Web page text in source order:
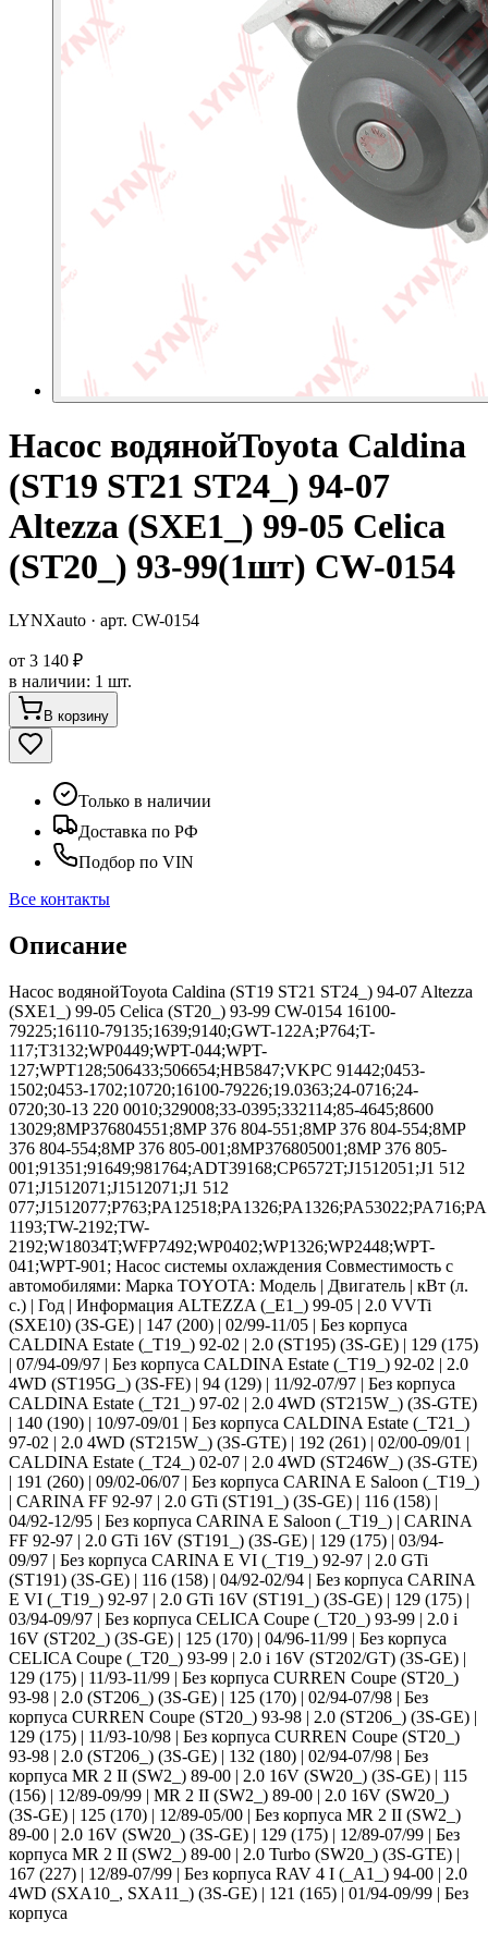
Насос водянойToyota Caldina
(ST19 ST21 ST24_) 94-07
Altezza (SXE1_) 99-05 Celica
(ST20_) 93-99(1шт) CW-0154
LYNXauto · арт. CW-0154
от 3 140 ₽
в наличии: 1 шт.
В корзину
Только в наличии
Доставка по РФ
Подбор по VIN
Все контакты
Описание
Насос водянойToyota Caldina (ST19 ST21 ST24_) 94-07 Altezza
(SXE1_) 99-05 Celica (ST20_) 93-99 CW-0154 16100-
79225;16110-79135;1639;9140;GWT-122A;P764;T-
117;T3132;WP0449;WPT-044;WPT-
127;WPT128;506433;506654;HB5847;VKPC 91442;0453-
1502;0453-1702;10720;16100-79226;19.0363;24-0716;24-
0720;30-13 220 0010;329008;33-0395;332114;85-4645;8600
13029;8MP376804551;8MP 376 804-551;8MP 376 804-554;8MP
376 804-554;8MP 376 805-001;8MP376805001;8MP 376 805-
001;91351;91649;981764;ADT39168;CP6572T;J1512051;J1 512
071;J1512071;J1512071;J1 512
1193;TW-2192;TW-
2192;W18034T;WFP7492;WP0402;WP1326;WP2448;WPT-
041;WPT-901; Насос системы охлаждения Совместимость с
автомобилями: Марка TOYOTA: Модель | Двигатель | кВт (л.
с.) | Год | Информация ALTEZZA (_E1_) 99-05 | 2.0 VVTi
(SXE10) (3S-GE) | 147 (200) | 02/99-11/05 | Без корпуса
CALDINA Estate (_T19_) 92-02 | 2.0 (ST195) (3S-GE) | 129 (175)
| 07/94-09/97 | Без корпуса CALDINA Estate (_T19_) 92-02 | 2.0
4WD (ST195G_) (3S-FE) | 94 (129) | 11/92-07/97 | Без корпуса
CALDINA Estate (_T21_) 97-02 | 2.0 4WD (ST215W_) (3S-GTE)
| 140 (190) | 10/97-09/01 | Без корпуса CALDINA Estate (_T21_)
97-02 | 2.0 4WD (ST215W_) (3S-GTE) | 192 (261) | 02/00-09/01 |
CALDINA Estate (_T24_) 02-07 | 2.0 4WD (ST246W_) (3S-GTE)
| 191 (260) | 09/02-06/07 | Без корпуса CARINA E Saloon (_T19_)
| CARINA FF 92-97 | 2.0 GTi (ST191_) (3S-GE) | 116 (158) |
04/92-12/95 | Без корпуса CARINA E Saloon (_T19_) | CARINA
FF 92-97 | 2.0 GTi 16V (ST191_) (3S-GE) | 129 (175) | 03/94-
09/97 | Без корпуса CARINA E VI (_T19_) 92-97 | 2.0 GTi
(ST191) (3S-GE) | 116 (158) | 04/92-02/94 | Без корпуса CARINA
E VI (_T19_) 92-97 | 2.0 GTi 16V (ST191_) (3S-GE) | 129 (175) |
03/94-09/97 | Без корпуса CELICA Coupe (_T20_) 93-99 | 2.0 i
16V (ST202_) (3S-GE) | 125 (170) | 04/96-11/99 | Без корпуса
CELICA Coupe (_T20_) 93-99 | 2.0 i 16V (ST202/GT) (3S-GE) |
129 (175) | 11/93-11/99 | Без корпуса CURREN Coupe (ST20_)
93-98 | 2.0 (ST206_) (3S-GE) | 125 (170) | 02/94-07/98 | Без
корпуса CURREN Coupe (ST20_) 93-98 | 2.0 (ST206_) (3S-GE) |
129 (175) | 11/93-10/98 | Без корпуса CURREN Coupe (ST20_)
93-98 | 2.0 (ST206_) (3S-GE) | 132 (180) | 02/94-07/98 | Без
корпуса MR 2 II (SW2_) 89-00 | 2.0 16V (SW20_) (3S-GE) | 115
(156) | 12/89-09/99 | MR 2 II (SW2_) 89-00 | 2.0 16V (SW20_)
(3S-GE) | 125 (170) | 12/89-05/00 | Без корпуса MR 2 II (SW2_)
89-00 | 2.0 16V (SW20_) (3S-GE) | 129 (175) | 12/89-07/99 | Без
корпуса MR 2 II (SW2_) 89-00 | 2.0 Turbo (SW20_) (3S-GTE) |
167 (227) | 12/89-07/99 | Без корпуса RAV 4 I (_A1_) 94-00 | 2.0
4WD (SXA10_, SXA11_) (3S-GE) | 121 (165) | 01/94-09/99 | Без
корпуса